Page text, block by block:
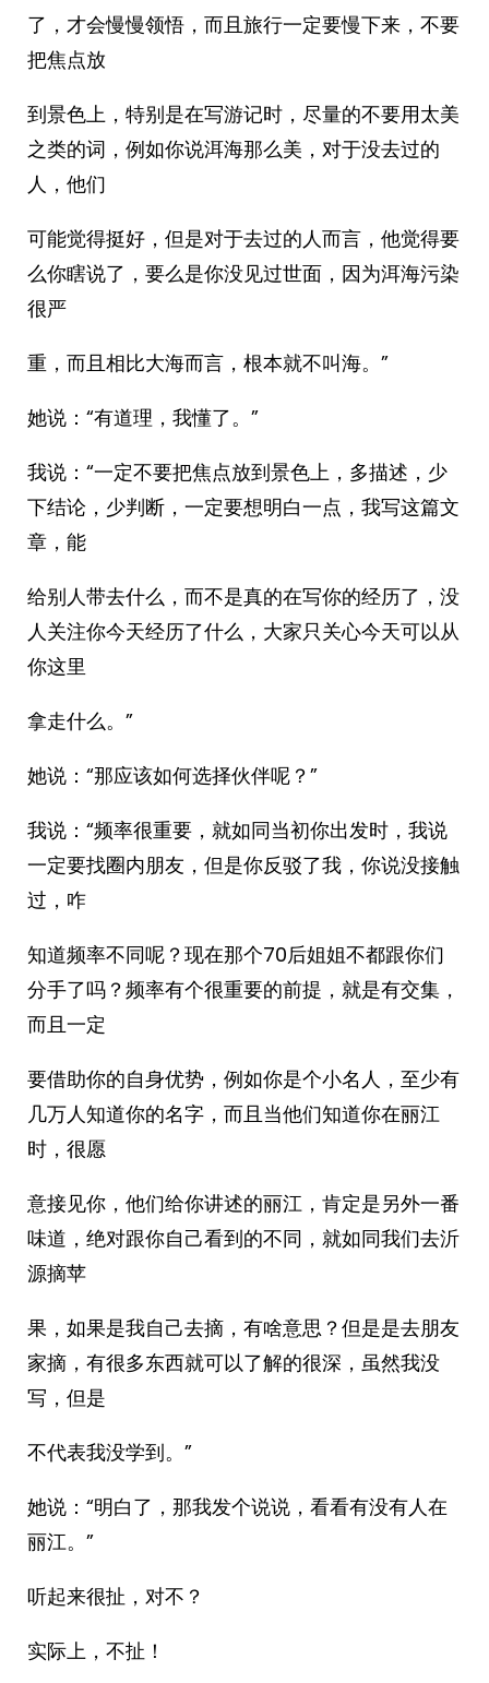
了，才会慢慢领悟，而且旅行一定要慢下来，不要
把焦点放
到景色上，特别是在写游记时，尽量的不要用太美
之类的词，例如你说洱海那么美，对于没去过的
人，他们
可能觉得挺好，但是对于去过的人而言，他觉得要
么你瞎说了，要么是你没见过世面，因为洱海污染
很严
重，而且相比大海而言，根本就不叫海。”
她说：“有道理，我懂了。”
我说：“一定不要把焦点放到景色上，多描述，少
下结论，少判断，一定要想明白一点，我写这篇文
章，能
给别人带去什么，而不是真的在写你的经历了，没
人关注你今天经历了什么，大家只关心今天可以从
你这里
拿走什么。”
她说：“那应该如何选择伙伴呢？”
我说：“频率很重要，就如同当初你出发时，我说
一定要找圈内朋友，但是你反驳了我，你说没接触
过，咋
知道频率不同呢？现在那个70后姐姐不都跟你们
分手了吗？频率有个很重要的前提，就是有交集，
而且一定
要借助你的自身优势，例如你是个小名人，至少有
几万人知道你的名字，而且当他们知道你在丽江
时，很愿
意接见你，他们给你讲述的丽江，肯定是另外一番
味道，绝对跟你自己看到的不同，就如同我们去沂
源摘苹
果，如果是我自己去摘，有啥意思？但是是去朋友
家摘，有很多东西就可以了解的很深，虽然我没
写，但是
不代表我没学到。”
她说：“明白了，那我发个说说，看看有没有人在
丽江。”
听起来很扯，对不？
实际上，不扯！